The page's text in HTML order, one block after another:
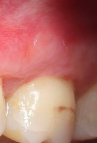
системой
Factors Endoret (PRGF) in
Course
травма и